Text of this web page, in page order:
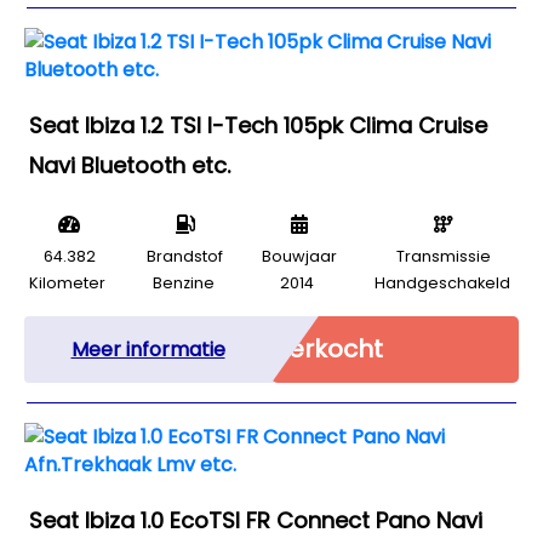
Seat Ibiza 1.2 TSI I-Tech 105pk Clima Cruise
Navi Bluetooth etc.
64.382
Kilometer
Brandstof
Benzine
Bouwjaar
2014
Transmissie
Handgeschakeld
Meer informatie Verkocht
Seat Ibiza 1.0 EcoTSI FR Connect Pano Navi